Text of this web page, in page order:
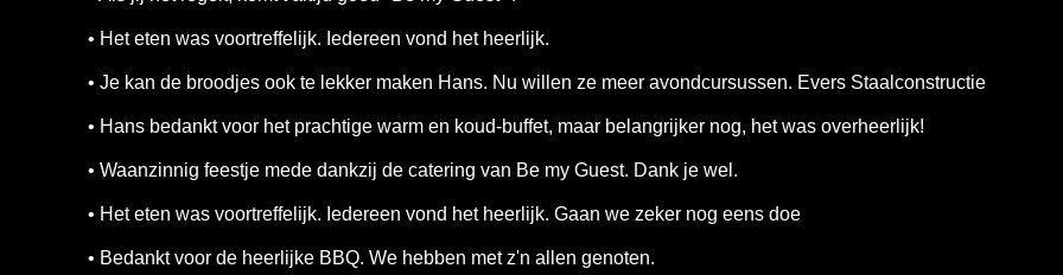
• Het eten was voortreffelijk. Iedereen vond het heerlijk.
• Je kan de broodjes ook te lekker maken Hans. Nu willen ze meer avondcursussen. Evers Staalconstructie
• Hans bedankt voor het prachtige warm en koud-buffet, maar belangrijker nog, het was overheerlijk!
• Waanzinnig feestje mede dankzij de catering van Be my Guest. Dank je wel.
• Het eten was voortreffelijk. Iedereen vond het heerlijk. Gaan we zeker nog eens doe
• Bedankt voor de heerlijke BBQ. We hebben met z'n allen genoten.